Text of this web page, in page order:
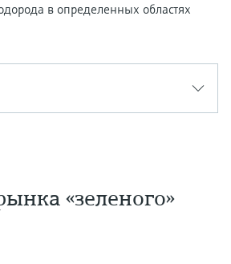
в определенных областях
«зеленого»